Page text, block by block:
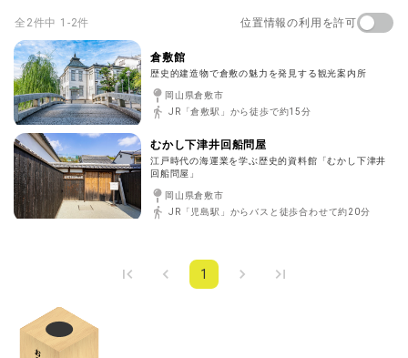
全 2件中 1-2件 位置情報の利用を許可
倉敷館
歴史的建造物で倉敷の魅力を発見する観光案内所
岡山県倉敷市
JR「倉敷駅」から徒歩で約15分
むかし下津井回船問屋
江戸時代の海運業を学ぶ歴史的資料館「むかし下津井
回船問屋」
岡山県倉敷市
JR「児島駅」からバスと徒歩合わせて約20分
1